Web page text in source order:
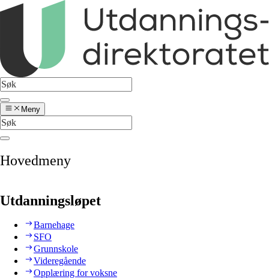
Meny
Hovedmeny
Utdanningsløpet
Barnehage
SFO
Grunnskole
Videregående
Opplæring for voksne